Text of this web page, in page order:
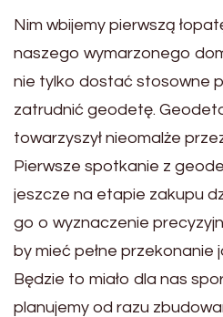
Nim wbijemy pierwszą
naszego wymarzonego
nie tylko dostać stosowne
zatrudnić geodetę.
towarzyszył nieomalże
Pierwsze spotkanie z
jeszcze na etapie zakupu
go o wyznaczenie
by mieć pełne przekonanie
Będzie to miało dla nas
planujemy od razu